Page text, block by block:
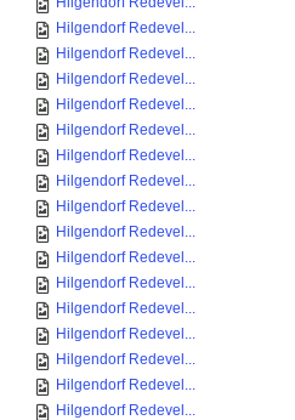
Hilgendorf Redevel...
Hilgendorf Redevel...
Hilgendorf Redevel...
Hilgendorf Redevel...
Hilgendorf Redevel...
Hilgendorf Redevel...
Hilgendorf Redevel...
Hilgendorf Redevel...
Hilgendorf Redevel...
Hilgendorf Redevel...
Hilgendorf Redevel...
Hilgendorf Redevel...
Hilgendorf Redevel...
Hilgendorf Redevel...
Hilgendorf Redevel...
Hilgendorf Redevel...